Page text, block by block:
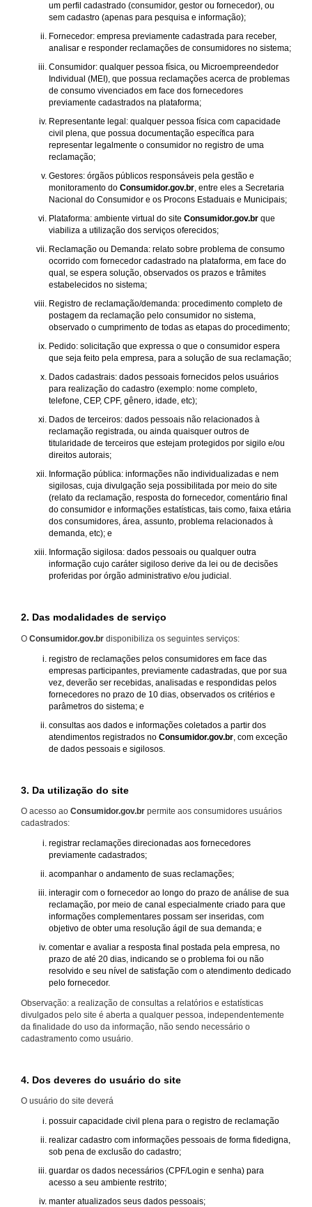
um perfil cadastrado (consumidor, gestor ou fornecedor), ou
sem cadastro (apenas para pesquisa e informação);
Fornecedor: empresa previamente cadastrada para receber,
analisar e responder reclamações de consumidores no sistema;
Consumidor: qualquer pessoa física, ou Microempreendedor
Individual (MEI), que possua reclamações acerca de problemas
de consumo vivenciados em face dos fornecedores
previamente cadastrados na plataforma;
Representante legal: qualquer pessoa física com capacidade
civil plena, que possua documentação específica para
representar legalmente o consumidor no registro de uma
reclamação;
Gestores: órgãos públicos responsáveis pela gestão e
monitoramento do Consumidor.gov.br, entre eles a Secretaria
Nacional do Consumidor e os Procons Estaduais e Municipais;
Plataforma: ambiente virtual do site Consumidor.gov.br que
viabiliza a utilização dos serviços oferecidos;
Reclamação ou Demanda: relato sobre problema de consumo
ocorrido com fornecedor cadastrado na plataforma, em face do
qual, se espera solução, observados os prazos e trâmites
estabelecidos no sistema;
Registro de reclamação/demanda: procedimento completo de
postagem da reclamação pelo consumidor no sistema,
observado o cumprimento de todas as etapas do procedimento;
Pedido: solicitação que expressa o que o consumidor espera
que seja feito pela empresa, para a solução de sua reclamação;
Dados cadastrais: dados pessoais fornecidos pelos usuários
para realização do cadastro (exemplo: nome completo,
telefone, CEP, CPF, gênero, idade, etc);
Dados de terceiros: dados pessoais não relacionados à
reclamação registrada, ou ainda quaisquer outros de
titularidade de terceiros que estejam protegidos por sigilo e/ou
direitos autorais;
Informação pública: informações não individualizadas e nem
sigilosas, cuja divulgação seja possibilitada por meio do site
(relato da reclamação, resposta do fornecedor, comentário final
do consumidor e informações estatísticas, tais como, faixa etária
dos consumidores, área, assunto, problema relacionados à
demanda, etc); e
Informação sigilosa: dados pessoais ou qualquer outra
informação cujo caráter sigiloso derive da lei ou de decisões
proferidas por órgão administrativo e/ou judicial.
2. Das modalidades de serviço
O Consumidor.gov.br disponibiliza os seguintes serviços:
registro de reclamações pelos consumidores em face das
empresas participantes, previamente cadastradas, que por sua
vez, deverão ser recebidas, analisadas e respondidas pelos
fornecedores no prazo de 10 dias, observados os critérios e
parâmetros do sistema; e
consultas aos dados e informações coletados a partir dos
atendimentos registrados no Consumidor.gov.br , com exceção
de dados pessoais e sigilosos.
3. Da utilização do site
O acesso ao Consumidor.gov.br permite aos consumidores usuários
cadastrados:
registrar reclamações direcionadas aos fornecedores
previamente cadastrados;
acompanhar o andamento de suas reclamações;
interagir com o fornecedor ao longo do prazo de análise de sua
reclamação, por meio de canal especialmente criado para que
informações complementares possam ser inseridas, com
objetivo de obter uma resolução ágil de sua demanda; e
comentar e avaliar a resposta final postada pela empresa, no
prazo de até 20 dias, indicando se o problema foi ou não
resolvido e seu nível de satisfação com o atendimento dedicado
pelo fornecedor.
Observação: a realização de consultas a relatórios e estatísticas
divulgados pelo site é aberta a qualquer pessoa, independentemente
da finalidade do uso da informação, não sendo necessário o
cadastramento como usuário.
4. Dos deveres do usuário do site
O usuário do site deverá
possuir capacidade civil plena para o registro de reclamação
realizar cadastro com informações pessoais de forma fidedigna,
sob pena de exclusão do cadastro;
guardar os dados necessários (CPF/Login e senha) para
acesso a seu ambiente restrito;
manter atualizados seus dados pessoais;